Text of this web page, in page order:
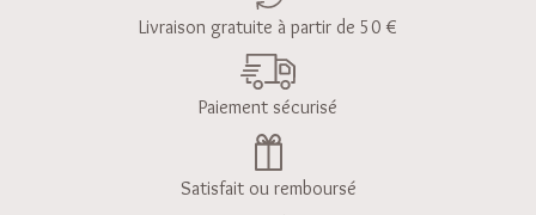
Livraison gratuite à partir de 50 €
Paiement sécurisé
Satisfait ou remboursé